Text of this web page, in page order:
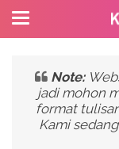
Note:
jadi mohon
format
Kami